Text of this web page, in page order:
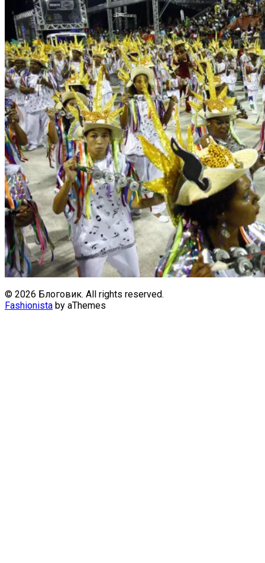
© 2026 Блоговик. All rights reserved.
Fashionista by aThemes